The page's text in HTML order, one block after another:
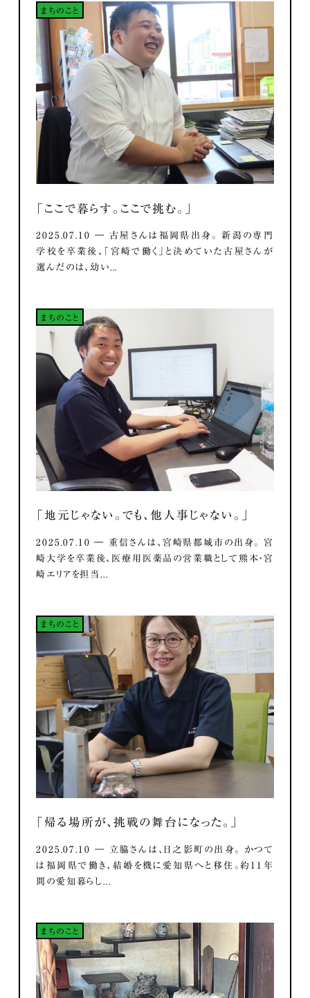
まちのこと
「ここで暮らす。ここで挑む。」
2025.07.10 ― 古屋さんは福岡県出身。 新潟の専門
学校を卒業後、「宮崎で働く」と決めていた古屋さんが
選んだのは、幼い...
まちのこと
「地元じゃない。でも、他人事じゃない。」
2025.07.10 ― 重信さんは、宮崎県都城市の出身。 宮
崎大学を卒業後、医療用医薬品の営業職として熊本・宮
崎エリアを担当...
まちのこと
「帰る場所が、挑戦の舞台になった。」
2025.07.10 ― 立脇さんは、日之影町の出身。 かつて
は福岡県で働き、結婚を機に愛知県へと移住。約11年
間の愛知暮らし...
まちのこと